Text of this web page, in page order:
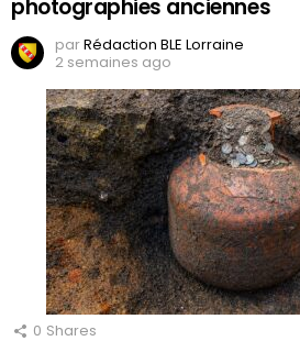
photographies anciennes
parRédaction BLE Lorraine
2 semaines ago
0 Shares